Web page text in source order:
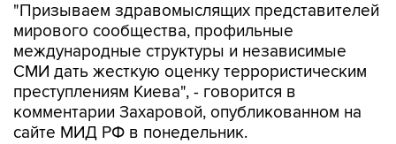
"Призываем здравомыслящих представителей
мирового сообщества, профильные
международные структуры и независимые
СМИ дать жесткую оценку террористическим
преступлениям Киева", - говорится в
комментарии Захаровой, опубликованном на
сайте МИД РФ в понедельник.